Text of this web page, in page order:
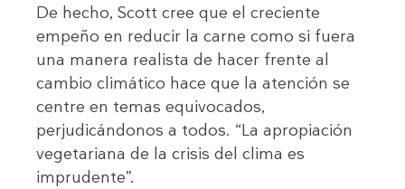
De hecho, Scott cree que el creciente
empeño en reducir la carne como si fuera
una manera realista de hacer frente al
cambio climático hace que la atención se
centre en temas equivocados,
perjudicándonos a todos. “La apropiación
vegetariana de la crisis del clima es
imprudente”.